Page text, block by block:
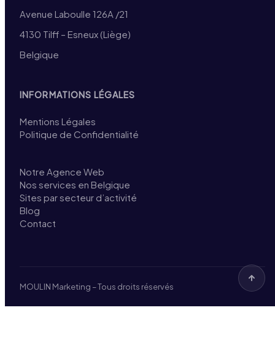
Avenue Laboulle 126A /21
4130 Tilff – Esneux (Liège)
Belgique
INFORMATIONS LÉGALES
Mentions Légales
Politique de Confidentialité
Notre Agence Web
Nos services en Belgique
Sites par secteur d’activité
Blog
Contact
MOULIN Marketing – Tous droits réservés